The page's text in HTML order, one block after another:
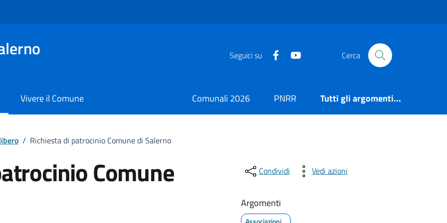
Seguici su https://it-it.facebook.com/ComuneSalerno
https://www.youtube.com/user/
Cerca
Vivere il Comune Comunali 2026 PNRR Tutti gli argomenti...
/ Richiesta di patrocinio Comune di Salerno
Comune Condividi Vedi azioni
Argomenti